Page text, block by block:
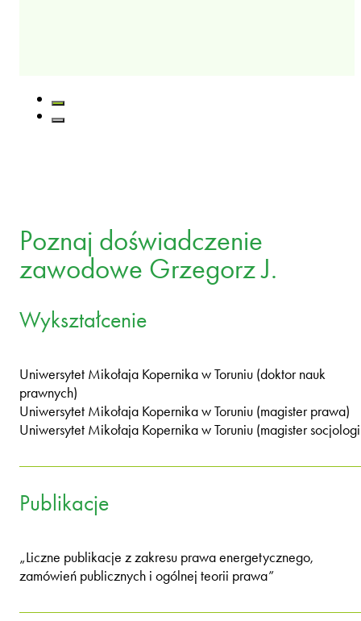
Poznaj doświadczenie
zawodowe Grzegorz J.
Wykształcenie
Uniwersytet Mikołaja Kopernika w Toruniu (doktor nauk
prawnych)
Uniwersytet Mikołaja Kopernika w Toruniu (magister prawa)
Uniwersytet Mikołaja Kopernika w Toruniu (magister
Publikacje
„Liczne publikacje z zakresu prawa energetycznego,
zamówień publicznych i ogólnej teorii prawa”